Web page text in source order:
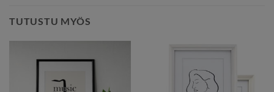
TUTUSTU MYÖS